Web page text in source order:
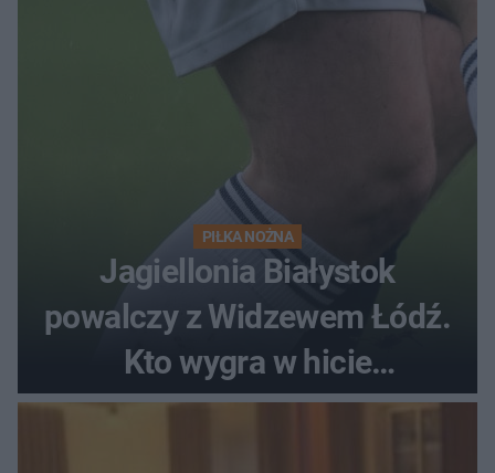
PIŁKA NOŻNA
Jagiellonia Białystok
powalczy z Widzewem Łódź.
Kto wygra w hicie
Ekstraklasy?